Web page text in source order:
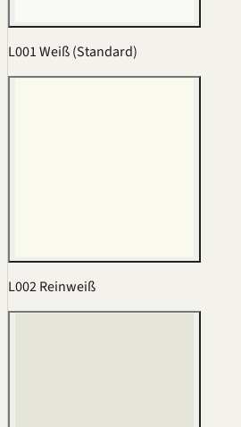
L001 Weiß (Standard)
L002 Reinweiß